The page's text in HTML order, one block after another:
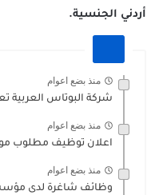
أردني الجنسية.
منذ بضع اعوام
شركة البوتاس العربية
منذ بضع اعوام
اعلان توظيف مطلوب
منذ بضع اعوام
وظائف شاغرة لدى